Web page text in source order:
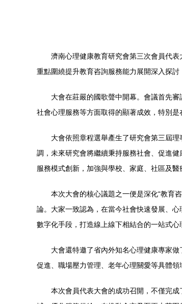
濟南心理健康教育研究會第三次會員代
重點圍繞提升教育咨詢服務能力展開深入探
大會在莊嚴的國歌聲中開幕。會議首先
社會心理服務等方面取得的顯著成效，特別
大會依照章程選舉產生了研究會第三屆
調，未來研究會將繼續秉持服務社會、促進
服務模式創新，加強與學校、家庭、社區及
本次大會的核心議題之一便是深化“教育
論。大家一致認為，在當今社會快速發展、
數字化手段，打造線上線下相結合的一站式
大會還特邀了省內外知名心理健康專家
促進、職場壓力管理、老年心理關愛等具體
本次會員代表大會的成功召開，不僅完